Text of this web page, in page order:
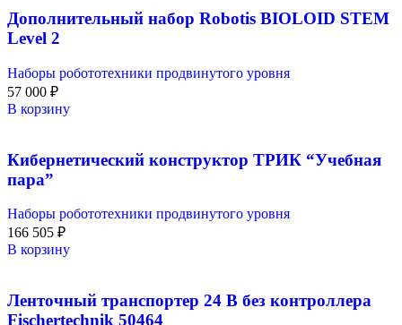
Дополнительный набор Robotis BIOLOID STEM
Level 2
Наборы робототехники продвинутого уровня
57 000 ₽
В корзину
Кибернетический конструктор ТРИК “Учебная
пара”
Наборы робототехники продвинутого уровня
166 505 ₽
В корзину
Ленточный транспортер 24 В без контроллера
Fischertechnik 50464